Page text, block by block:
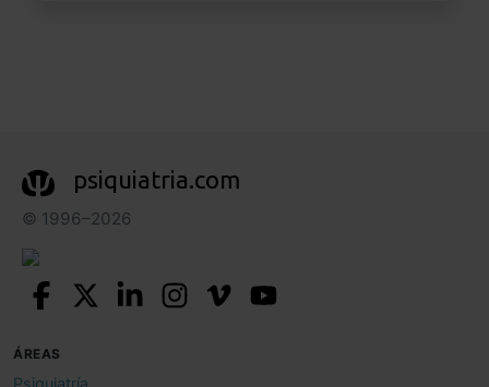
psiquiatria.com
© 1996–2026
ÁREAS